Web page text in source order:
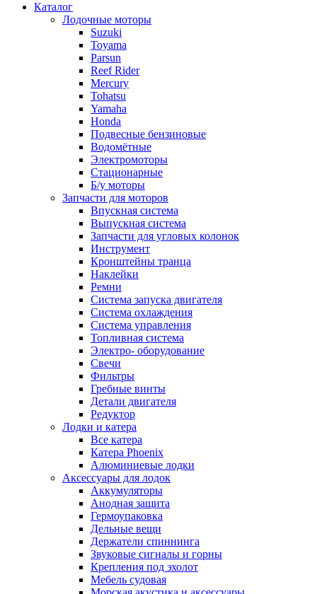
Каталог
Лодочные моторы
Suzuki
Toyama
Parsun
Reef Rider
Mercury
Tohatsu
Yamaha
Honda
Подвесные бензиновые
Водомётные
Электромоторы
Стационарные
Б/у моторы
Запчасти для моторов
Впускная система
Выпускная система
Запчасти для угловых колонок
Инструмент
Кронштейны транца
Наклейки
Ремни
Система запуска двигателя
Система охлаждения
Система управления
Топливная система
Электро- оборудование
Свечи
Фильтры
Гребные винты
Детали двигателя
Редуктор
Лодки и катера
Все катера
Катера Phoenix
Алюминиевые лодки
Аксессуары для лодок
Аккумуляторы
Анодная защита
Гермоупаковка
Дельные вещи
Держатели спиннинга
Звуковые сигналы и горны
Крепления под эхолот
Мебель судовая